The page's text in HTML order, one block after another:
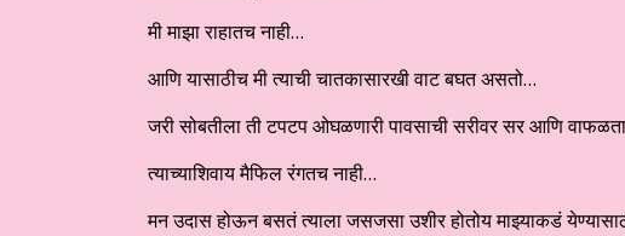
मी माझा राहातच नाही…
आणि यासाठीच मी त्याची चातकासारखी वाट बघत असतो…
जरी सोबतीला ती टपटप ओघळणारी पावसाची सरीवर सर आणि
त्याच्याशिवाय मैफिल रंगतच नाही…
मन उदास होऊन बसतं त्याला जसजसा उशीर होतोय माझ्याकडं